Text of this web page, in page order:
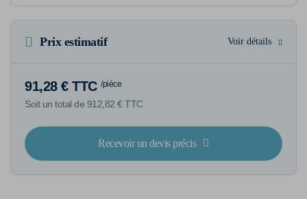
Prix estimatif Voir détails
91,28 € TTC /pièce
Soit un total de 912,82 € TTC
Recevoir un devis précis